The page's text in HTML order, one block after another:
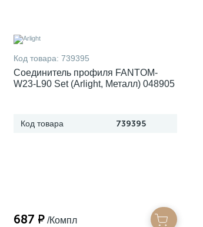
Код товара: 739395
Соединитель профиля FANTOM-
W23-L90 Set (Arlight, Металл) 048905
Код товара 739395
687 ₽ /Компл